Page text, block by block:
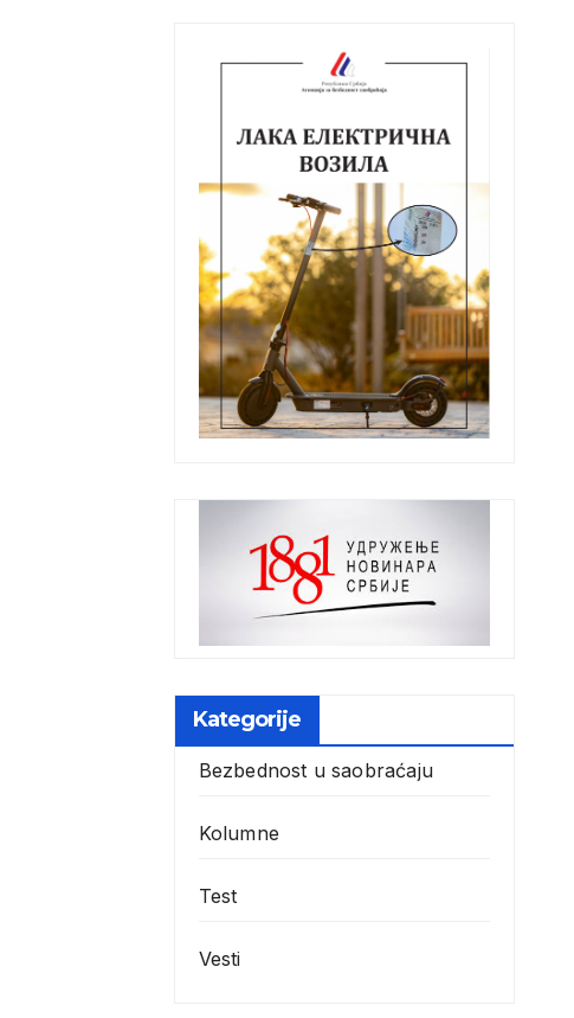
Kategorije
Bezbednost u saobraćaju
Kolumne
Test
Vesti